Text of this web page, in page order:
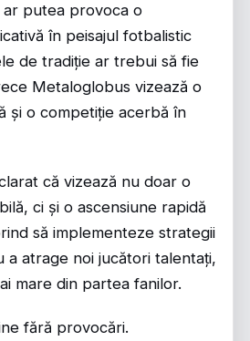
ar putea provoca o
în peisajul fotbalistic
de tradiție ar trebui să fie
Metaloglobus vizează o
și o competiție acerbă în
că vizează nu doar o
ci și o ascensiune rapidă
să implementeze strategii
a atrage noi jucători talentați,
mare din partea fanilor.
fără provocări.